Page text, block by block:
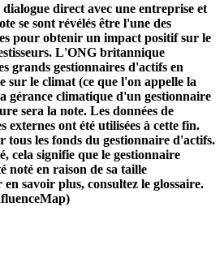
dialogue direct avec une entreprise et
se sont révélés être l'une des
pour obtenir un impact positif sur le
L'ONG britannique
grands gestionnaires d'actifs en
sur le climat (ce que l'on appelle la
gérance climatique d'un gestionnaire
sera la note. Les données de
externes ont été utilisées à cette fin.
tous les fonds du gestionnaire d'actifs.
cela signifie que le gestionnaire
noté en raison de sa taille
savoir plus, consultez le glossaire.